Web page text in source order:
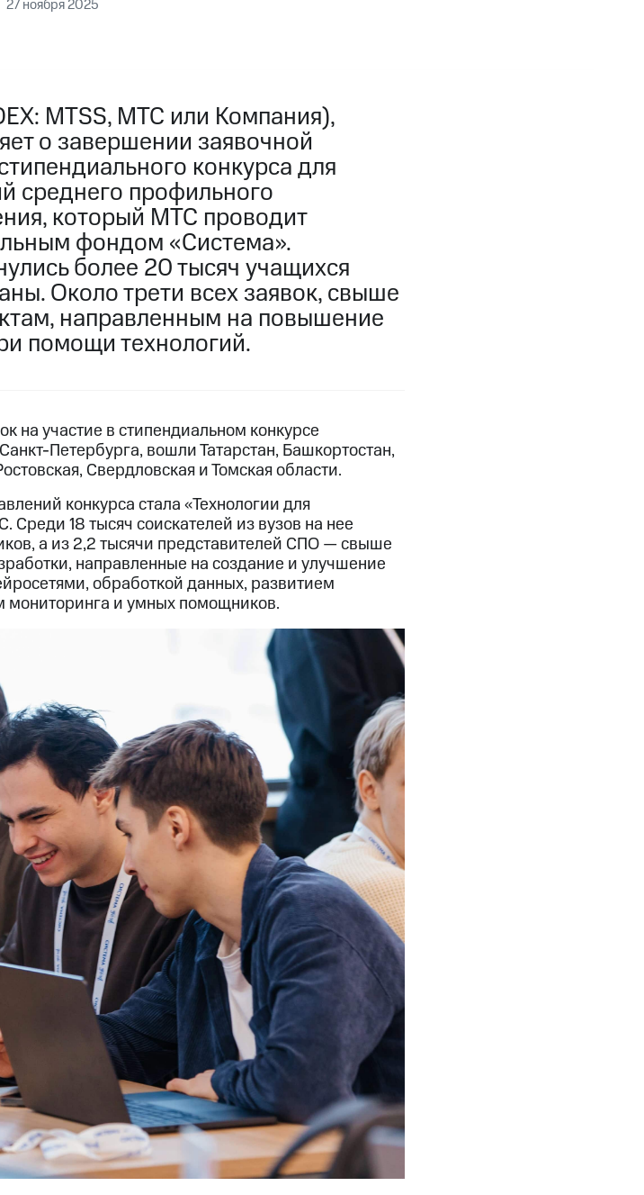
27 ноября 2025
MTSS, МТС или Компания),
о завершении заявочной
конкурса для
среднего профильного
который МТС проводит
фондом «Система».
более 20 тысяч учащихся
Около трети всех заявок, свыше
направленным на повышение
помощи технологий.
на участие в стипендиальном конкурсе
Петербурга, вошли Татарстан, Башкортостан,
Свердловская и Томская области.
конкурса стала «Технологии для
18 тысяч соискателей из вузов на нее
а из 2,2 тысячи представителей СПО — свыше
направленные на создание и улучшение
обработкой данных, развитием
мониторинга и умных помощников.